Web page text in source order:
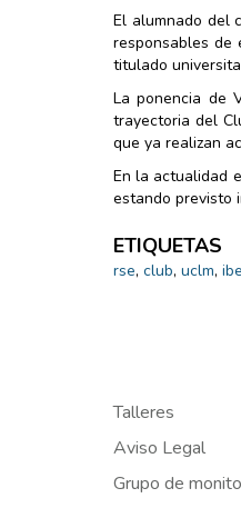
El alumnado del
responsables de
titulado
La ponencia de
trayectoria del
que ya realizan
En la actualidad
estando previsto
ETIQUETAS
rse, club, uclm,
Talleres
Aviso Legal
Grupo de